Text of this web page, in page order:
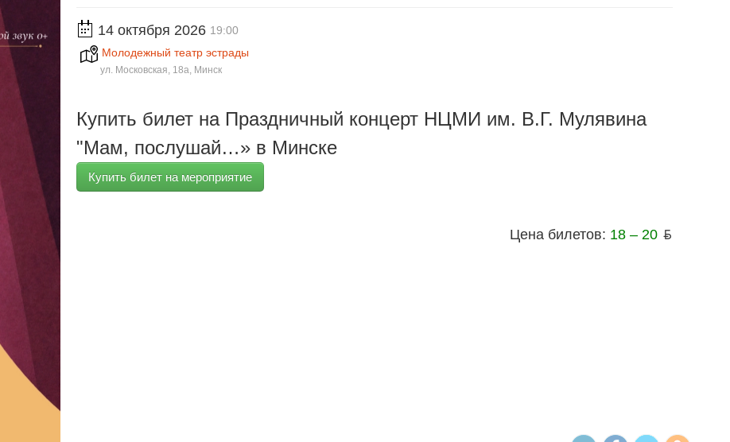
14 октября 2026 19:00
Молодежный театр эстрады
ул. Московская, 18а, Минск
Купить билет на Праздничный концерт НЦМИ им. В.Г. Мулявина
"Мам, послушай…» в Минске
Купить билет на мероприятие
Цена билетов: 18 – 20 ƃ